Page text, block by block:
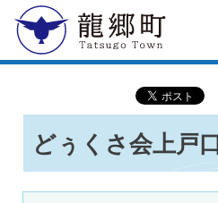
龍郷町
どぅくさ会上戸口